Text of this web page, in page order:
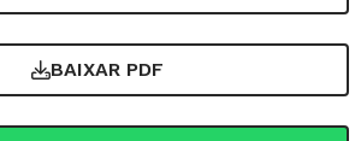
BAIXAR PDF